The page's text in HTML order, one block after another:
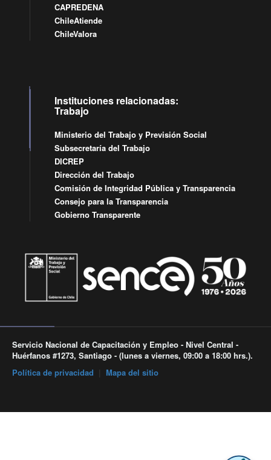
CAPREDENA
ChileAtiende
ChileValora
Instituciones relacionadas:
Trabajo
Ministerio del Trabajo y Previsión Social
Subsecretaría del Trabajo
DICREP
Dirección del Trabajo
Comisión de Integridad Pública y Transparencia
Consejo para la Transparencia
Gobierno Transparente
Servicio Nacional de Capacitación y Empleo - Nivel Central -
Huérfanos #1273, Santiago - (lunes a viernes, 09:00 a 18:00 hrs.).
Política de privacidad
Mapa del sitio